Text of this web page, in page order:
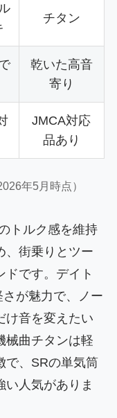
チタン
乾いた高音
寄り
JMCA対応
品あり
年5月時点）
トルク感を維持
、街乗りとツー
ドです。デイト
が魅力で、ノー
け音を変えたい
械曲チタンは軽
で、SRの単気筒
い人気がありま